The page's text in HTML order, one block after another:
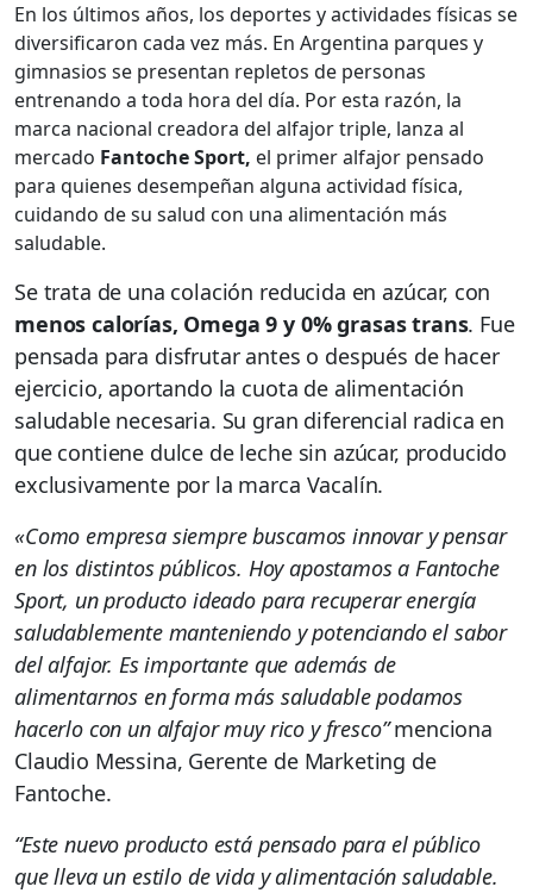
En los últimos años, los deportes y actividades físicas se
diversificaron cada vez más. En Argentina parques y
gimnasios se presentan repletos de personas
entrenando a toda hora del día. Por esta razón, la
marca nacional creadora del alfajor triple, lanza al
mercado Fantoche Sport, el primer alfajor pensado
para quienes desempeñan alguna actividad física,
cuidando de su salud con una alimentación más
saludable.
Se trata de una colación reducida en azúcar, con
menos calorías, Omega 9 y 0% grasas trans. Fue
pensada para disfrutar antes o después de hacer
ejercicio, aportando la cuota de alimentación
saludable necesaria. Su gran diferencial radica en
que contiene dulce de leche sin azúcar, producido
exclusivamente por la marca Vacalín.
«Como empresa siempre buscamos innovar y pensar
en los distintos públicos. Hoy apostamos a Fantoche
Sport, un producto ideado para recuperar energía
saludablemente manteniendo y potenciando el sabor
del alfajor. Es importante que además de
alimentarnos en forma más saludable podamos
hacerlo con un alfajor muy rico y fresco”menciona
Claudio Messina, Gerente de Marketing de
Fantoche.
“Este nuevo producto está pensado para el público
que lleva un estilo de vida y alimentación saludable.